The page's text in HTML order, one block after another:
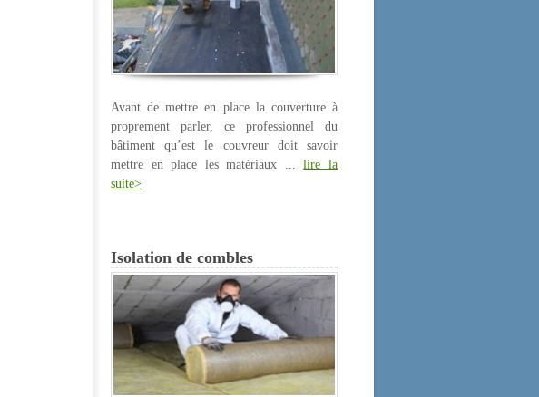
Avant de mettre en place la couverture à
proprement parler, ce professionnel du
bâtiment qu’est le couvreur doit savoir
mettre en place les matériaux ...lire la
suite>
Isolation de combles